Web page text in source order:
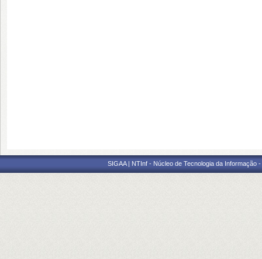
SIGAA | NTInf - Núcleo de Tecnologia da